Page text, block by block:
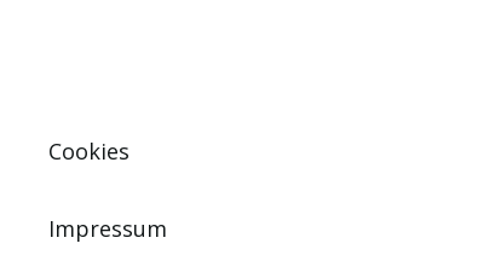
Cookies
Impressum